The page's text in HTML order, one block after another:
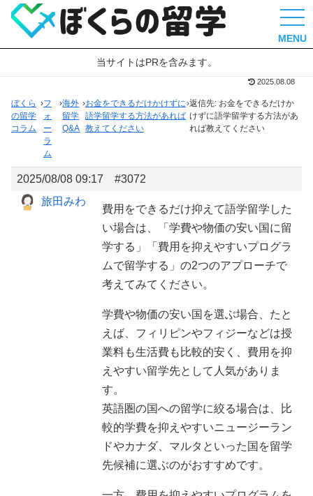
MENU
当サイトはPRを含みます。
2025.08.08
ぼくら
の留学
コラム
›フ
ォ
ー
ラ
ム
›海外
留学
Q&A
›お金をできるだけかけずに
語学留学する方法があれば
教えてください
›返信先: お金をできるだけか
けずに語学留学する方法があ
れば教えてください
2025/08/08 09:17
#3072
旅田みわ
費用をできるだけ抑えて語学留学した
い場合は、「学費や物価の安い国に留
学する」「費用を抑えやすいプログラ
ムで留学する」の2つのアプローチで
考えてみてください。
学費や物価の安い国を選ぶ場合、たと
えば、フィリピンやフィジーなどは授
業料も生活費も比較的安く、費用を抑
えやすい留学先として人気がありま
す。
英語圏の国への留学に絞る場合は、比
較的学費を抑えやすいニュージーラン
ドやカナダ、マルタといった国を留学
先候補に選ぶのがおすすめです。